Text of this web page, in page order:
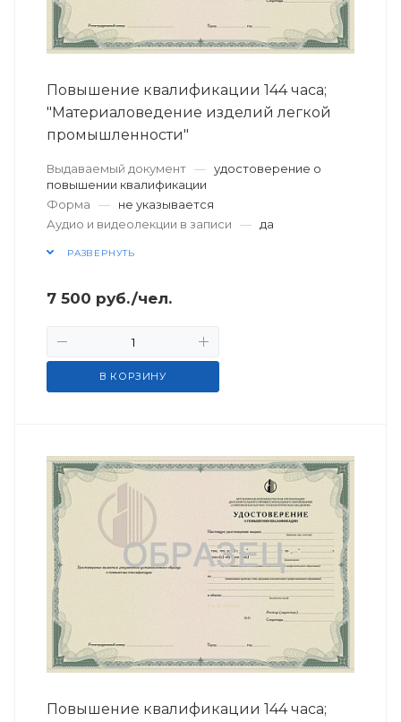
Повышение квалификации 144 часа;
"Материаловедение изделий легкой
промышленности"
Выдаваемый документ — удостоверение о
повышении квалификации
Форма
—
не указывается
Аудио и видеолекции в записи
— да
РАЗВЕРНУТЬ
7 500 руб./чел.
В КОРЗИНУ
Повышение квалификации 144 часа;